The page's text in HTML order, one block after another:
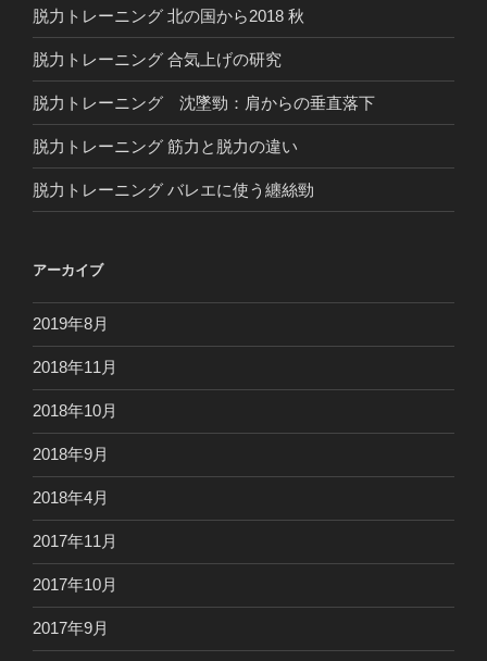
脱力トレーニング 北の国から2018 秋
脱力トレーニング 合気上げの研究
脱力トレーニング 沈墜勁：肩からの垂直落下
脱力トレーニング 筋力と脱力の違い
脱力トレーニング バレエに使う纏絲勁
アーカイブ
2019年8月
2018年11月
2018年10月
2018年9月
2018年4月
2017年11月
2017年10月
2017年9月